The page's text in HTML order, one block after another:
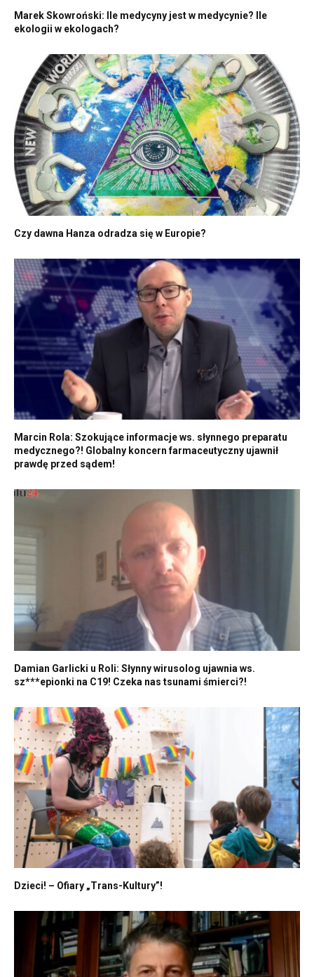
Marek Skowroński: Ile medycyny jest w medycynie? Ile
ekologii w ekologach?
Czy dawna Hanza odradza się w Europie?
Marcin Rola: Szokujące informacje ws. słynnego preparatu
medycznego?! Globalny koncern farmaceutyczny ujawnił
prawdę przed sądem!
Damian Garlicki u Roli: Słynny wirusolog ujawnia ws.
sz***epionki na C19! Czeka nas tsunami śmierci?!
Dzieci! – Ofiary „Trans-Kultury”!